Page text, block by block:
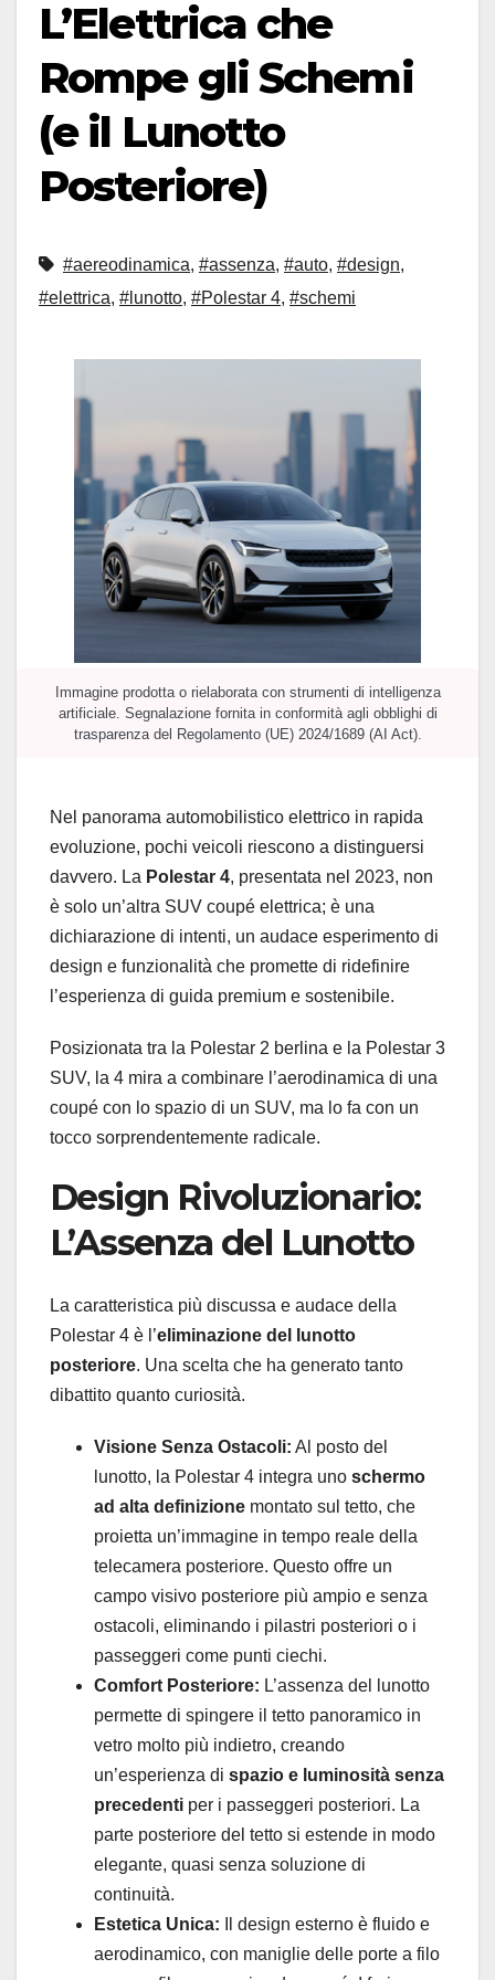
L’Elettrica che
Rompe gli Schemi
(e il Lunotto
Posteriore)
#aereodinamica, #assenza, #auto, #design,
#elettrica, #lunotto, #Polestar 4, #schemi
Immagine prodotta o rielaborata con strumenti di intelligenza
artificiale. Segnalazione fornita in conformità agli obblighi di
trasparenza del Regolamento (UE) 2024/1689 (AI Act).
Nel panorama automobilistico elettrico in rapida
evoluzione, pochi veicoli riescono a distinguersi
davvero. La Polestar 4, presentata nel 2023, non
è solo un’altra SUV coupé elettrica; è una
dichiarazione di intenti, un audace esperimento di
design e funzionalità che promette di ridefinire
l’esperienza di guida premium e sostenibile.
Posizionata tra la Polestar 2 berlina e la Polestar 3
SUV, la 4 mira a combinare l’aerodinamica di una
coupé con lo spazio di un SUV, ma lo fa con un
tocco sorprendentemente radicale.
Design Rivoluzionario:
L’Assenza del Lunotto
La caratteristica più discussa e audace della
Polestar 4 è l’eliminazione del lunotto
posteriore. Una scelta che ha generato tanto
dibattito quanto curiosità.
Visione Senza Ostacoli: Al posto del
lunotto, la Polestar 4 integra uno schermo
ad alta definizione montato sul tetto, che
proietta un’immagine in tempo reale della
telecamera posteriore. Questo offre un
campo visivo posteriore più ampio e senza
ostacoli, eliminando i pilastri posteriori o i
passeggeri come punti ciechi.
Comfort Posteriore: L’assenza del lunotto
permette di spingere il tetto panoramico in
vetro molto più indietro, creando
un’esperienza di spazio e luminosità senza
precedenti per i passeggeri posteriori. La
parte posteriore del tetto si estende in modo
elegante, quasi senza soluzione di
continuità.
Estetica Unica: Il design esterno è fluido e
aerodinamico, con maniglie delle porte a filo